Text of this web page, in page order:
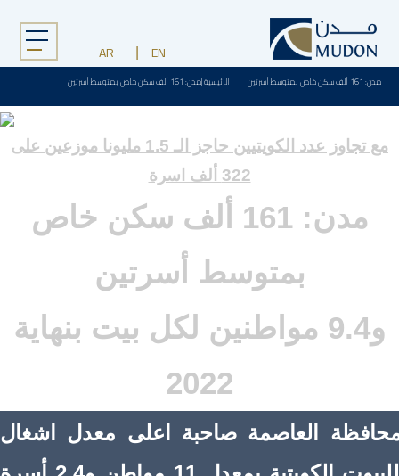
EN
AR
Menu
مدن: 161 ألف سكن خاص بمتوسط أسرتين الرئيسية|مدن: 161 ألف سكن خاص بمتوسط أسرتين
مع تجاوز عدد الكويتيين حاجز الـ 1.5 مليونا موزعين على
322 ألف اسرة
مدن: 161 ألف سكن خاص
بمتوسط أسرتين
و9.4 مواطنين لكل بيت بنهاية
2022
العاصمة صاحبة اعلى معدل اشغال